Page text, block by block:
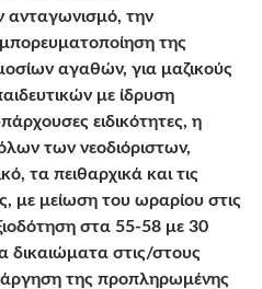
ανταγωνισμό, την
της
αγαθών, για μαζικούς
με ίδρυση
ειδικότητες, η
των νεοδιόριστων,
τα πειθαρχικά και τις
με μείωση του ωραρίου στις
στα 55-58 με 30
δικαιώματα στις/στους
της προπληρωμένης